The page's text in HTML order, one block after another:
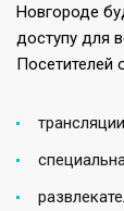
Новгороде
доступу для
Посетителей